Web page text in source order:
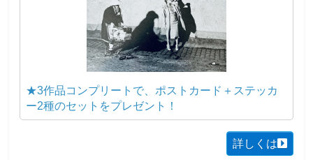
★3作品コンプリートで、ポストカード＋ステッカ
ー2種のセットをプレゼント！
詳しくは